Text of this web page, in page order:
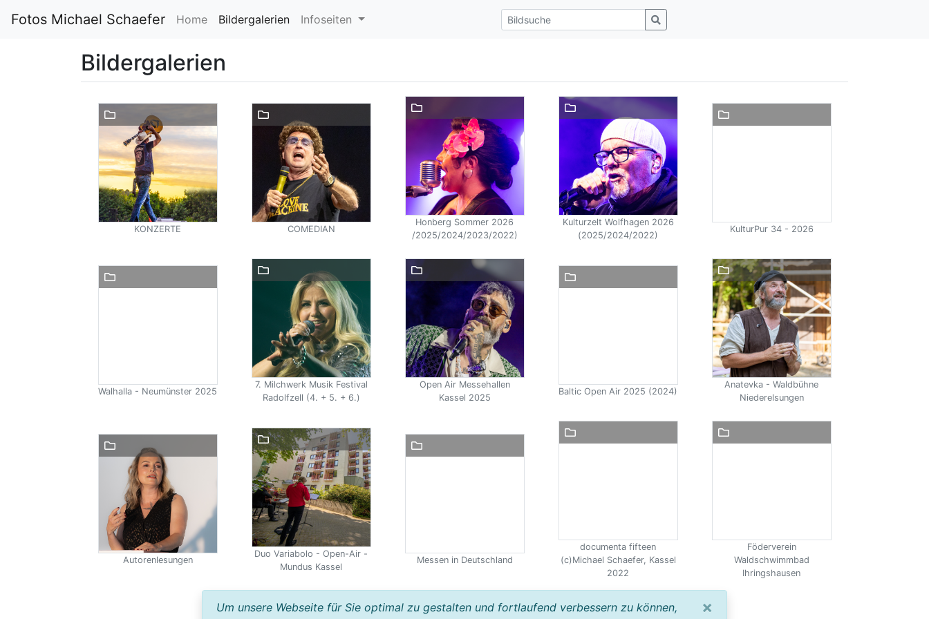
Fotos Michael Schaefer Home Bildergalerien Infoseiten
Bildergalerien
KONZERTE COMEDIAN
Honberg Sommer 2026
/2025/2024/2023/2022)
Kulturzelt Wolfhagen 2026
(2025/2024/2022)
KulturPur 34 - 2026
Walhalla - Neumünster 2025
7. Milchwerk Musik Festival
Radolfzell (4. + 5. + 6.)
Open Air Messehallen
Kassel 2025
Baltic Open Air 2025 (2024)
Anatevka - Waldbühne
Niederelsungen
Autorenlesungen
Duo Variabolo - Open-Air -
Mundus Kassel
Messen in Deutschland
documenta fifteen
(c)Michael Schaefer, Kassel
2022
Föderverein
Waldschwimmbad
Ihringshausen
Um unsere Webseite für Sie optimal zu gestalten und fortlaufend verbessern zu können,
×